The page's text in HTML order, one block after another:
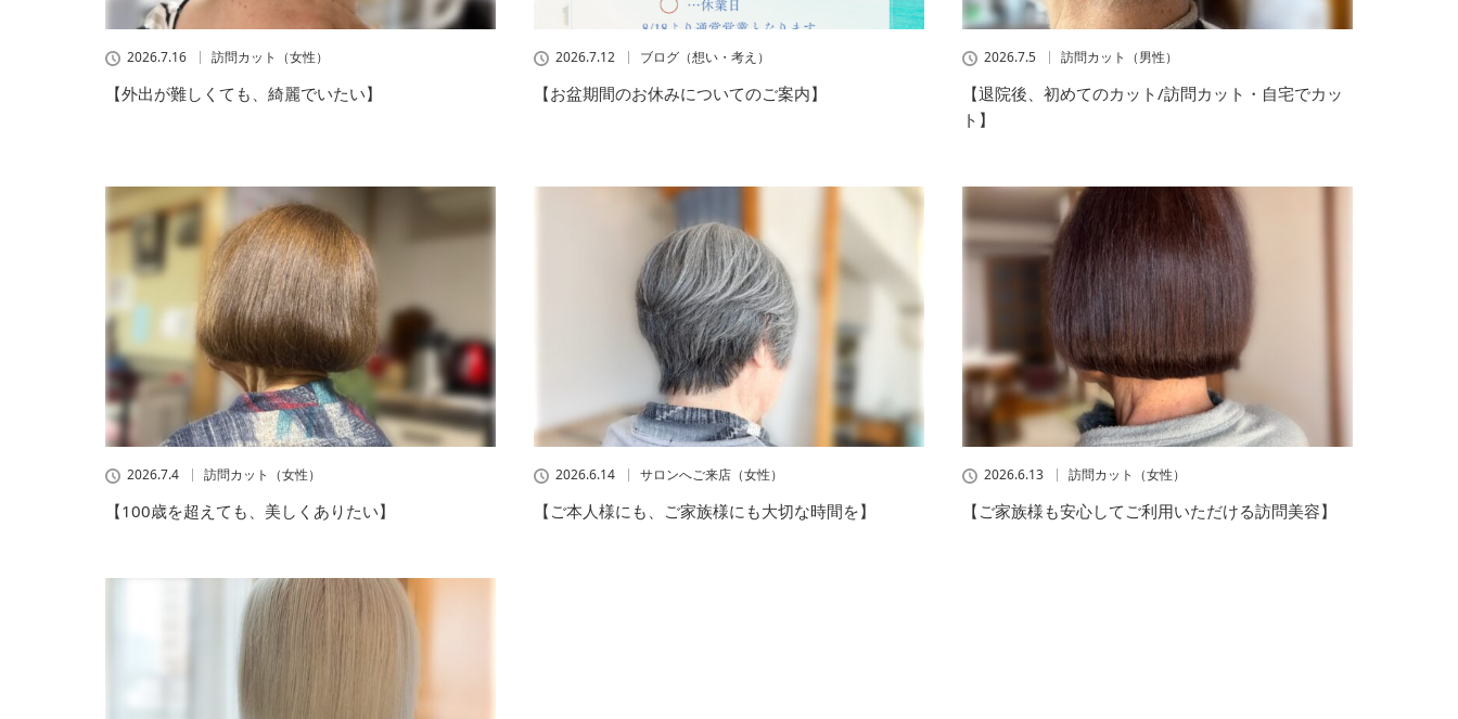
2026.7.16 訪問カット（女性）
【外出が難しくても、綺麗でいたい】
2026.7.12 ブログ（想い・考え）
【お盆期間のお休みについてのご案内】
2026.7.5 訪問カット（男性）
【退院後、初めてのカット/訪問カット・自宅でカッ
ト】
2026.7.4 訪問カット（女性）
【100歳を超えても、美しくありたい】
2026.6.14 サロンへご来店（女性）
【ご本人様にも、ご家族様にも大切な時間を】
2026.6.13 訪問カット（女性）
【ご家族様も安心してご利用いただける訪問美容】